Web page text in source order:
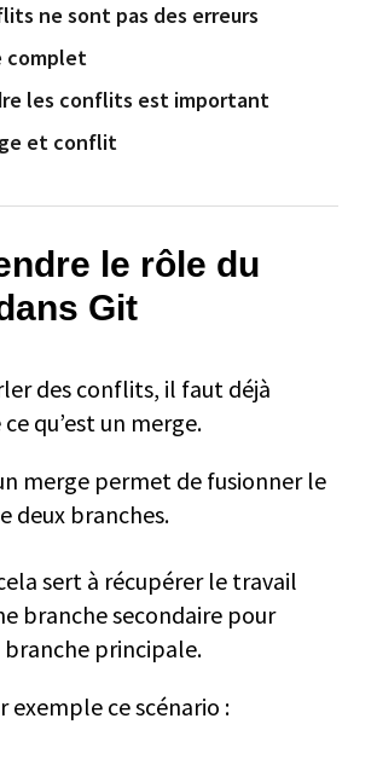
ne sont pas des erreurs
complet
les conflits est important
et conflit
le rôle du
Git
des conflits, il faut déjà
qu’est un merge.
merge permet de fusionner le
deux branches.
sert à récupérer le travail
branche secondaire pour
branche principale.
exemple ce scénario :